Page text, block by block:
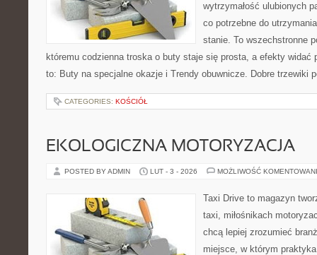
wytrzymałość ulubionych
co potrzebne do
stanie. To wszechstronne
któremu codzienna troska o buty staje się prosta, a efekty widać
to: Buty na specjalne okazje i Trendy obuwnicze. Dobre trzewiki
CATEGORIES: KOŚCIÓŁ
EKOLOGICZNA MOTORYZACJA
POSTED BY ADMIN LUT - 3 - 2026 MOŻLIWOŚĆ
Taxi Drive to magazyn
taxi, miłośnikach
chcą lepiej zrozumieć
miejsce, w którym